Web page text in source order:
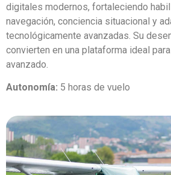
digitales modernos, fortaleciendo
navegación, conciencia situacional y
tecnológicamente avanzadas. Su
convierten en una plataforma ideal
avanzado.
Autonomía: 5 horas de vuelo